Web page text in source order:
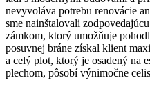
nevyvoláva potrebu renovácie
sme nainštalovali
zámkom, ktorý umožňuje
posuvnej bráne získal klient
a celý plot, ktorý je osadený na
plechom, pôsobí výnimočne